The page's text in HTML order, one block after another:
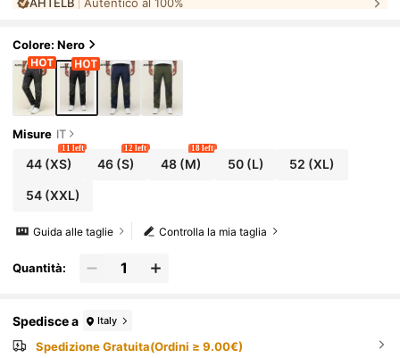
argo multifunzionali, adatti per abbigliamento sporti
mico, cliente, padre, pantaloni da escursionismo da
uomo, abbigliamento da uomo
Colore: Nero
Misure IT
44(XS)
11 left
46 (S)
12 left
48(M)
18 left
50(L) 52 (XL)
54(XXL)
Controlla la mia taglia
Guida alle taglie
Quantità:
Spedisce a Italy
Spedizione Gratuita(Ordini ≥ 9.00€)